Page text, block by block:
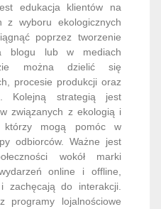
edukacja klientów na
z wyboru ekologicznych
poprzez tworzenie
blogu lub w mediach
można dzielić się
procesie produkcji oraz
Kolejną strategią jest
związanych z ekologią i
którzy mogą pomóc w
odbiorców. Ważne jest
wokół marki
online i offline,
zachęcają do interakcji.
programy lojalnościowe